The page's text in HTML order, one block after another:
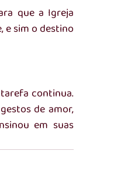
que a Igreja
e sim o destino
continua.
de amor,
em suas